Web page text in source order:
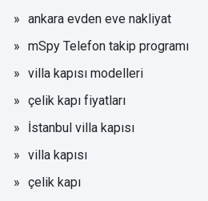
ankara evden eve nakliyat
mSpy Telefon takip programı
villa kapısı modelleri
çelik kapı fiyatları
İstanbul villa kapısı
villa kapısı
çelik kapı